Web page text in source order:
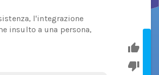
l'integrazione
insulto a una persona,